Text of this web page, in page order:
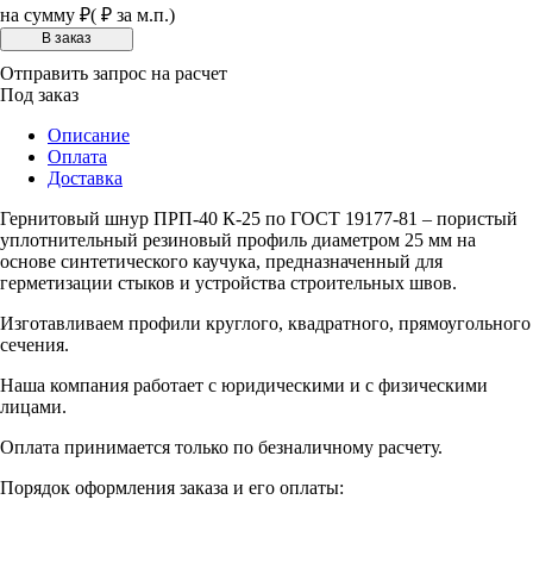
на сумму ₽( ₽ за м.п.)
Отправить запрос на расчет
Под заказ
Описание
Оплата
Доставка
Гернитовый шнур ПРП-40 К-25 по ГОСТ 19177-81 – пористый
уплотнительный резиновый профиль диаметром 25 мм на
основе синтетического каучука, предназначенный для
герметизации стыков и устройства строительных швов.
Изготавливаем профили круглого, квадратного, прямоугольного
сечения.
Наша компания работает с юридическими и с физическими
лицами.
Оплата принимается только по безналичному расчету.
Порядок оформления заказа и его оплаты: